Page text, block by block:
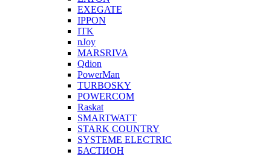
EXEGATE
IPPON
ITK
nJoy
MARSRIVA
Qdion
PowerMan
TURBOSKY
POWERCOM
Raskat
SMARTWATT
STARK COUNTRY
SYSTEME ELECTRIC
БАСТИОН